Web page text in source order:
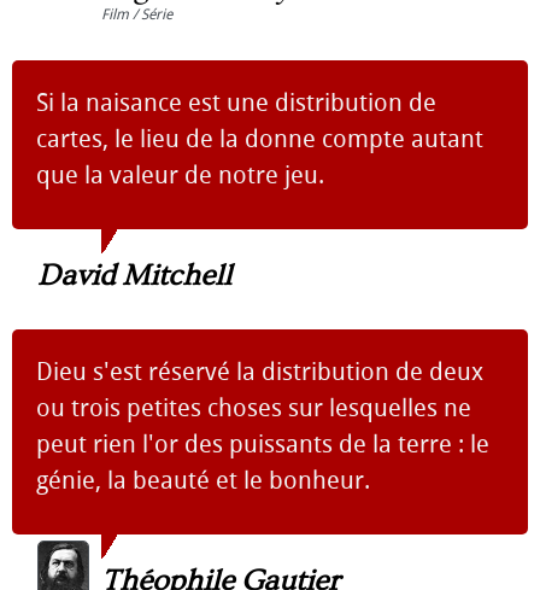
Film / Série
Si la naisance est une distribution de
cartes, le lieu de la donne compte autant
que la valeur de notre jeu.
David Mitchell
Dieu s'est réservé la distribution de deux
ou trois petites choses sur lesquelles ne
peut rien l'or des puissants de la terre : le
génie, la beauté et le bonheur.
Théophile Gautier